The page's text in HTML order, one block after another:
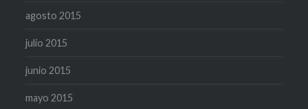
agosto 2015
julio 2015
junio 2015
mayo 2015